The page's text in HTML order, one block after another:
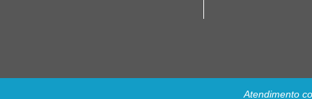
Atendimento